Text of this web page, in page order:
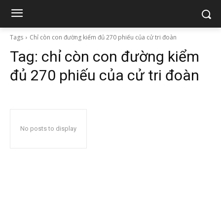
Tags Chỉ còn con đường kiểm đủ 270 phiếu của cử tri đoàn
Tag: chỉ còn con đường kiểm
đủ 270 phiếu của cử tri đoàn
No posts to display